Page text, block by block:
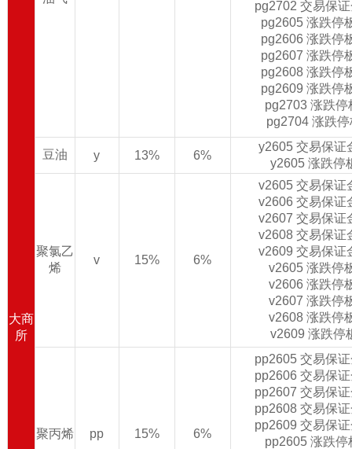
大商
所
pg2702 交易保
pg2605 涨跌停
pg2606 涨跌停
pg2607 涨跌停
pg2608 涨跌停
pg2609 涨跌停
pg2703 涨跌
pg2704 涨跌
豆油 y 13% 6%
y2605 交易保
y2605 涨跌停
聚氯乙
烯
v 15% 6%
v2605 交易保
v2606 交易保
v2607 交易保
v2608 交易保
v2609 交易保
v2605 涨跌停
v2606 涨跌停
v2607 涨跌停
v2608 涨跌停
v2609 涨跌停
聚丙烯 pp 15% 6%
pp2605 交易保
pp2606 交易保
pp2607 交易保
pp2608 交易保
pp2609 交易保
pp2605 涨跌